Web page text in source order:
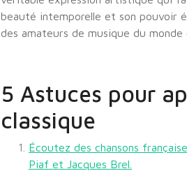
beauté intemporelle et son pouvoir
des amateurs de musique du monde
5 Astuces pour
classique
Écoutez des chansons
Piaf et Jacques Brel.